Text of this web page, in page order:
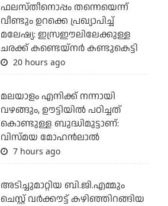
ഫലസ്തീനൊപ്പം തന്നെയെന്ന്
വീണ്ടും ഉറക്കെ പ്രഖ്യാപിച്ച്
മലേഷ്യ: ഇസ്രഈലിലേക്കുള്ള
ചരക്ക് കണ്ടെയ്‌നര്‍ കണ്ടുകെട്ടി
20 hours ago
മലയാളം എനിക്ക് നന്നായി
വഴങ്ങും, ഊട്ടിയില്‍ പഠിച്ചത്
കൊണ്ടുള്ള ബുദ്ധിമുട്ടാണ്:
വിസ്മയ മോഹന്‍ലാല്‍
7 hours ago
അടിച്ചുമാറ്റിയ ബി.ജി.എമ്മും
ചെസ്റ്റ് വര്‍ക്കൗട്ട് കഴിഞ്ഞിറങ്ങിയ